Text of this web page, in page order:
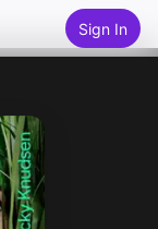
Sign In